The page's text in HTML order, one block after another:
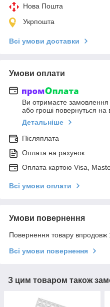
Нова Пошта
Укрпошта
Всі умови доставки
Умови оплати
Ви отримаєте замовлення
або гроші повернуться на
Детальніше
Післяплата
Оплата на рахунок
Оплата картою Visa,
Всі умови оплати
Умови повернення
Повернення товару впродовж
Всі умови повернення
З цим товаром також